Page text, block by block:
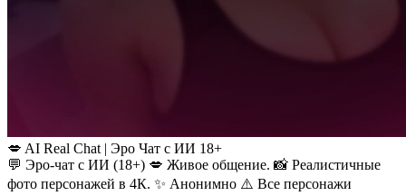
💋 AI Real Chat | Эро Чат с ИИ 18+
💬 Эро-чат с ИИ (18+) 💋 Живое общение. 📸 Реалистичные
фото персонажей в 4К. ✨ Анонимно ⚠️ Все персонажи